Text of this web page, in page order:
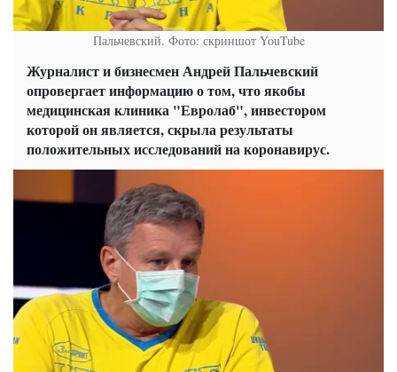
Пальчевский. Фото: скриншот YouTube
Журналист и бизнесмен Андрей Пальчевский
опровергает информацию о том, что якобы
медицинская клиника "Евролаб", инвестором
которой он является, скрыла результаты
положительных исследований на коронавирус.